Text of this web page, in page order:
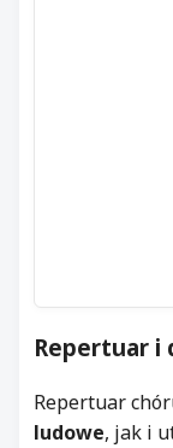
Repertuar i
Repertuar
ludowe, jak i